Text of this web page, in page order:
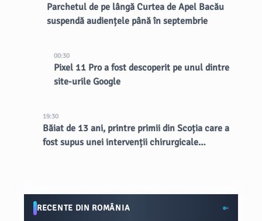
Parchetul de pe lângă Curtea de Apel Bacău
suspendă audiențele până în septembrie
00:30
Pixel 11 Pro a fost descoperit pe unul dintre
site-urile Google
19:30
Băiat de 13 ani, printre primii din Scoția care a
fost supus unei intervenții chirurgicale
RECENTE DIN ROMÂNIA